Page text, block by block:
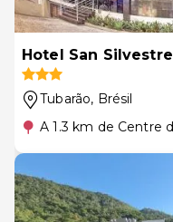
Hotel San Silvestre
Tubarão, Brésil
A 1.3 km de Centre